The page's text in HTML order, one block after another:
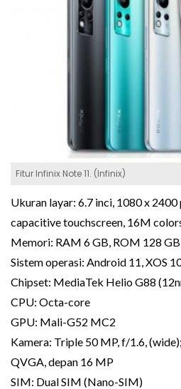
Fitur Infinix Note 11. (Infinix)
Ukuran layar: 6.7 inci, 1080 x
capacitive touchscreen, 16M
Memori: RAM 6 GB, ROM 128
Sistem operasi: Android 11, XOS
Chipset: MediaTek Helio G88
CPU: Octa-core
GPU: Mali-G52 MC2
Kamera: Triple 50 MP, f/1.6,
QVGA, depan 16 MP
SIM: Dual SIM (Nano-SIM)